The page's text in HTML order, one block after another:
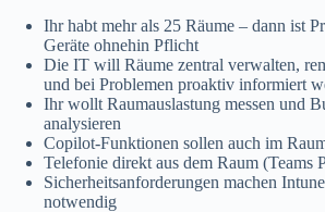
Ihr habt mehr als 25 Räume – dann ist
Geräte ohnehin Pflicht
Die IT will Räume zentral verwalten,
und bei Problemen proaktiv informiert
Ihr wollt Raumauslastung messen und
analysieren
Copilot-Funktionen sollen auch im
Telefonie direkt aus dem Raum (Teams
Sicherheitsanforderungen machen
notwendig